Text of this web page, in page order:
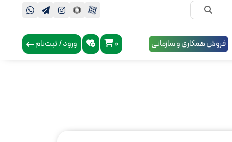
فروش همکاری و سازمانی 0 ورود / ثبت‌نام